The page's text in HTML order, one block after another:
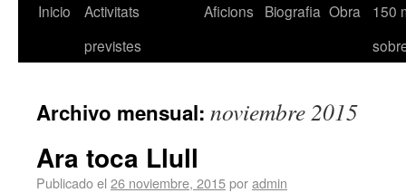
Inicio
Activitats
previstes
Aficions Biografia Obra
150
Archivo mensual: noviembre 2015
Ara toca Llull
Publicado el 26 noviembre, 2015poradmin